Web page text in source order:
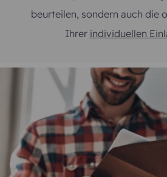
beurteilen, sondern auch die
Ihrer individuellen